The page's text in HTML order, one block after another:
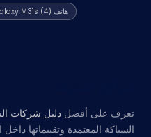
هاتف Samsung Galaxy M31s (4)
تعرف على أفضل دليل شركات
السباكة المعتمدة وتقييماتها داخل